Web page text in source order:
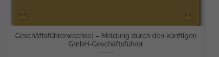
Geschäftsführerwechsel – Meldung durch den künftigen
GmbH-Geschäftsführer